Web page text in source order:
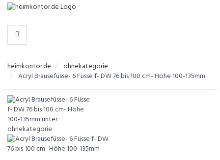
-
KATEGORIEN
heimkontor.de
ohnekategorie
Acryl Brausefüsse- 6 Füsse f- DW 76 bis 100 cm- Höhe 100-135mm